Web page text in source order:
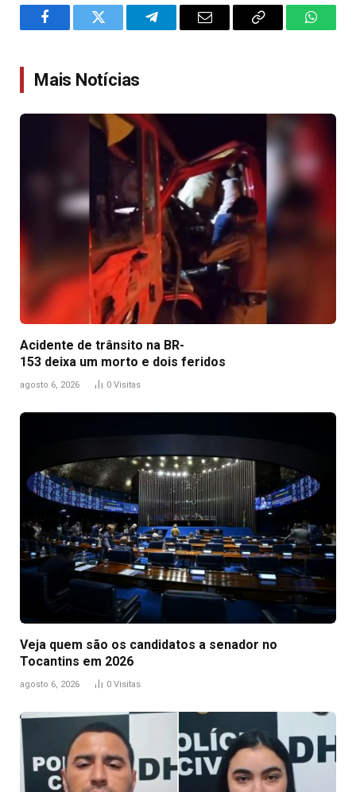
FacebookTwitter TelegramEmail
Copy
Mais Notícias
Acidente de trânsito na BR-
153 deixa um morto e dois feridos
agosto 6, 2026 0 Visitas
Veja quem são os candidatos a senador no
Tocantins em 2026
agosto 6, 2026 0 Visitas